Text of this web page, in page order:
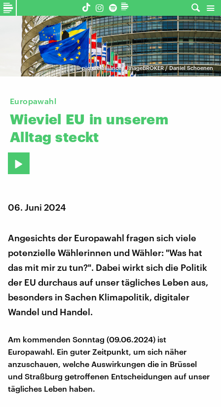
©picture alliance / imageBROKER / Daniel Schoenen
Europawahl
Wieviel EU in unserem
Alltag steckt
06. Juni 2024
Angesichts der Europawahl fragen sich viele
potenzielle Wählerinnen und Wähler: "Was hat
das mit mir zu tun?". Dabei wirkt sich die Politik
der EU durchaus auf unser tägliches Leben aus,
besonders in Sachen Klimapolitik, digitaler
Wandel und Handel.
Am kommenden Sonntag (09.06.2024) ist
Europawahl. Ein guter Zeitpunkt, um sich näher
anzuschauen, welche Auswirkungen die in Brüssel
und Straßburg getroffenen Entscheidungen auf unser
tägliches Leben haben.